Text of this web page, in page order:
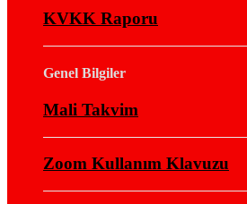
KVKK Raporu
Genel Bilgiler
Mali Takvim
Zoom Kullanım Klavuzu